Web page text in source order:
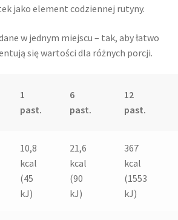
jako element codziennej rutyny.
w jednym miejscu – tak, aby łatwo
się wartości dla różnych porcji.
1
past.
6
past.
12
past.
10,8
kcal
(45
kJ)
21,6
kcal
(90
kJ)
367
kcal
(1553
kJ)